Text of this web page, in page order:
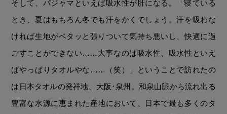
そして、パジャマといえば吸水性が肝になる。「寝ている
とき、夏はもちろん冬でも汗をかくでしょう。汗を吸わな
ければ生地がベタッと張りついて気持ち悪いし、快適に過
ごすことができない……大事なのは吸水性、吸水性といえ
ばやっぱりタオルやな……（笑）」ということで訪れたの
は日本タオルの発祥地、大阪･泉州。和泉山脈から流れ出る
豊富な水源に恵まれた産地において、日本で最も多くのタ